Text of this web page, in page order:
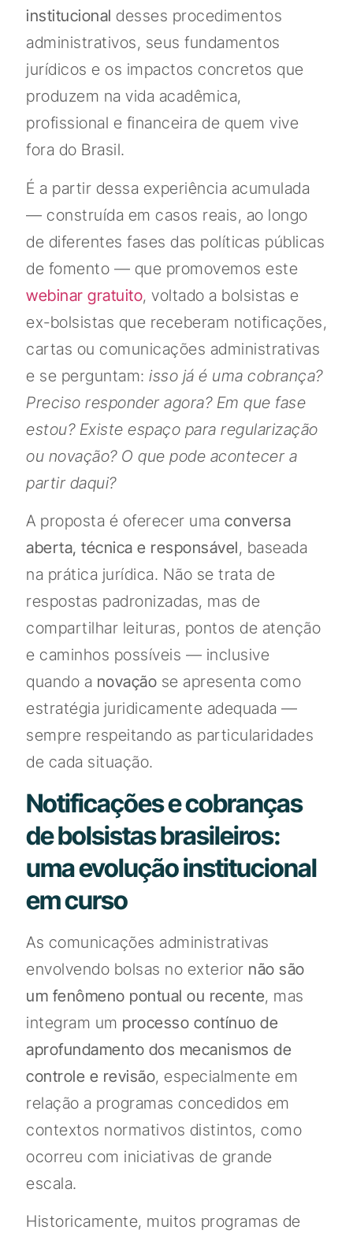
institucional desses procedimentos
administrativos, seus fundamentos
jurídicos e os impactos concretos que
produzem na vida acadêmica,
profissional e financeira de quem vive
fora do Brasil.
É a partir dessa experiência acumulada
— construída em casos reais, ao longo
de diferentes fases das políticas públicas
de fomento — que promovemos este
webinar gratuito, voltado a bolsistas e
ex-bolsistas que receberam notificações,
cartas ou comunicações administrativas
e se perguntam: isso já é uma cobrança?
Preciso responder agora? Em que fase
estou? Existe espaço para regularização
ou novação? O que pode acontecer a
partir daqui?
A proposta é oferecer uma conversa
aberta, técnica e responsável, baseada
na prática jurídica. Não se trata de
respostas padronizadas, mas de
compartilhar leituras, pontos de atenção
e caminhos possíveis — inclusive
quando a novação se apresenta como
estratégia juridicamente adequada —
sempre respeitando as particularidades
de cada situação.
Notificações e cobranças
de bolsistas brasileiros:
uma evolução institucional
em curso
As comunicações administrativas
envolvendo bolsas no exterior não são
um fenômeno pontual ou recente, mas
integram um processo contínuo de
aprofundamento dos mecanismos de
controle e revisão, especialmente em
relação a programas concedidos em
contextos normativos distintos, como
ocorreu com iniciativas de grande
escala.
Historicamente, muitos programas de